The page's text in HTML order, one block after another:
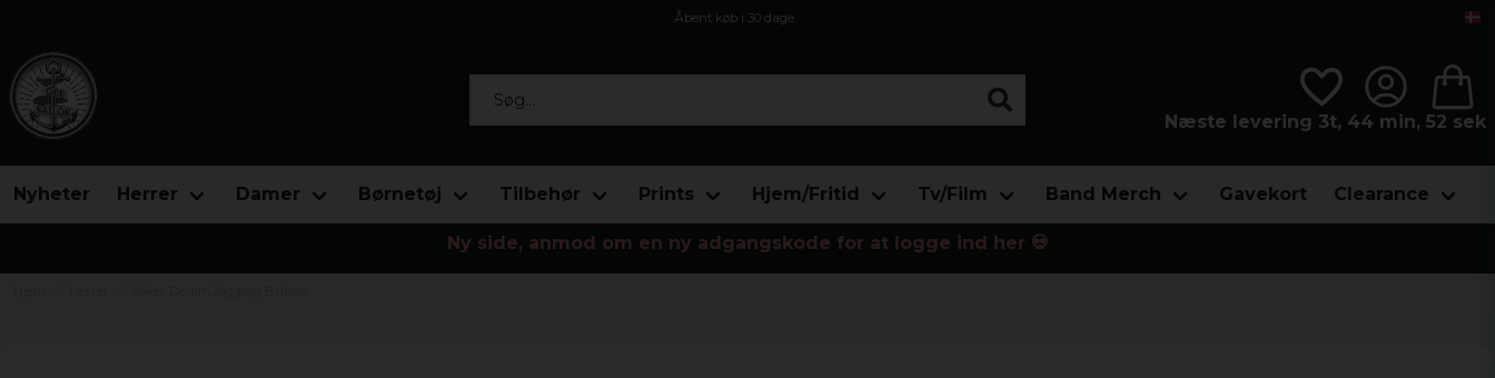
Åbent køb i 30 dage
Næste levering 3t, 44 min, 52 sek
Nyheter Herrer Damer Børnetøj Tilbehør Prints Hjem/Fritid Tv/Film Band Merch Gavekort Clearance
Ny side, anmod om en ny adgangskode for at logge ind her 💀